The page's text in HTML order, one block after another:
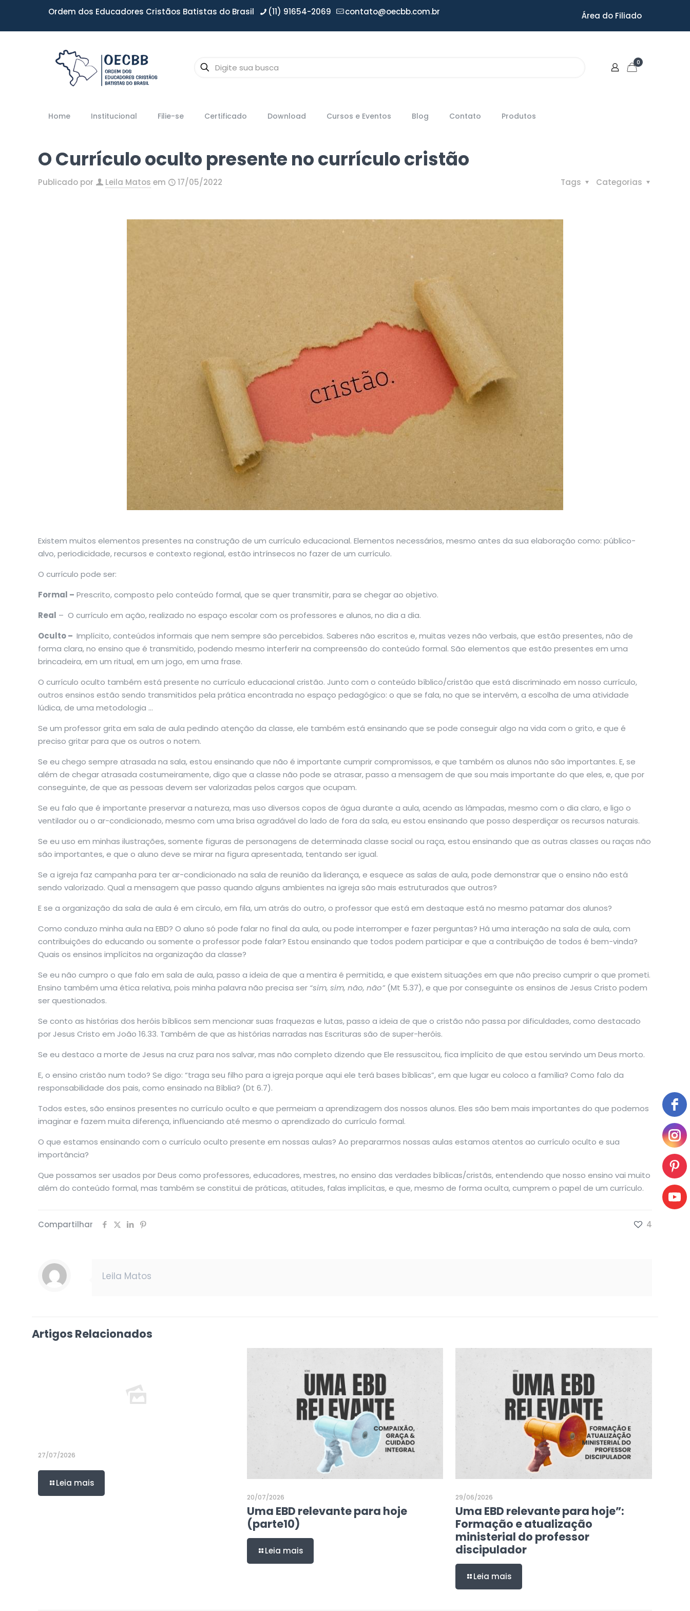
Ordem dos Educadores Cristãos Batistas do Brasil (11) 91654-2069 contato@oecbb.com.br Área do Filiado
0
Home Institucional Filie-se Certificado Download Cursos e Eventos Blog Contato Produtos
O Currículo oculto presente no currículo cristão
Publicado por Leila Matos em 17/05/2022 Categorias
Tags
Existem muitos elementos presentes na construção de um currículo educacional. Elementos necessários, mesmo antes da sua elaboração como: público-
alvo, periodicidade, recursos e contexto regional, estão intrínsecos no fazer de um currículo.
O currículo pode ser:
Formal – Prescrito, composto pelo conteúdo formal, que se quer transmitir, para se chegar ao objetivo.
Real – O currículo em ação, realizado no espaço escolar com os professores e alunos, no dia a dia.
Oculto – Implícito, conteúdos informais que nem sempre são percebidos. Saberes não escritos e, muitas vezes não verbais, que estão presentes, não de
forma clara, no ensino que é transmitido, podendo mesmo interferir na compreensão do conteúdo formal. São elementos que estão presentes em uma
brincadeira, em um ritual, em um jogo, em uma frase.
O currículo oculto também está presente no currículo educacional cristão. Junto com o conteúdo bíblico/cristão que está discriminado em nosso currículo,
outros ensinos estão sendo transmitidos pela prática encontrada no espaço pedagógico: o que se fala, no que se intervém, a escolha de uma atividade
lúdica, de uma metodologia …
Se um professor grita em sala de aula pedindo atenção da classe, ele também está ensinando que se pode conseguir algo na vida com o grito, e que é
preciso gritar para que os outros o notem.
Se eu chego sempre atrasada na sala, estou ensinando que não é importante cumprir compromissos, e que também os alunos não são importantes. E, se
além de chegar atrasada costumeiramente, digo que a classe não pode se atrasar, passo a mensagem de que sou mais importante do que eles, e, que por
conseguinte, de que as pessoas devem ser valorizadas pelos cargos que ocupam.
Se eu falo que é importante preservar a natureza, mas uso diversos copos de água durante a aula, acendo as lâmpadas, mesmo com o dia claro, e ligo o
ventilador ou o ar-condicionado, mesmo com uma brisa agradável do lado de fora da sala, eu estou ensinando que posso desperdiçar os recursos naturais.
Se eu uso em minhas ilustrações, somente figuras de personagens de determinada classe social ou raça, estou ensinando que as outras classes ou raças não
são importantes, e que o aluno deve se mirar na figura apresentada, tentando ser igual.
Se a igreja faz campanha para ter ar-condicionado na sala de reunião da liderança, e esquece as salas de aula, pode demonstrar que o ensino não está
sendo valorizado. Qual a mensagem que passo quando alguns ambientes na igreja são mais estruturados que outros?
E se a organização da sala de aula é em círculo, em fila, um atrás do outro, o professor que está em destaque está no mesmo patamar dos alunos?
Como conduzo minha aula na EBD? O aluno só pode falar no final da aula, ou pode interromper e fazer perguntas? Há uma interação na sala de aula, com
contribuições do educando ou somente o professor pode falar? Estou ensinando que todos podem participar e que a contribuição de todos é bem-vinda?
Quais os ensinos implícitos na organização da classe?
Se eu não cumpro o que falo em sala de aula, passo a ideia de que a mentira é permitida, e que existem situações em que não preciso cumprir o que prometi.
Ensino também uma ética relativa, pois minha palavra não precisa ser “sim, sim, não, não”(Mt 5.37), e que por conseguinte os ensinos de Jesus Cristo podem
ser questionados.
Se conto as histórias dos heróis bíblicos sem mencionar suas fraquezas e lutas, passo a ideia de que o cristão não passa por dificuldades, como destacado
por Jesus Cristo em João 16.33. Também de que as histórias narradas nas Escrituras são de super-heróis.
Se eu destaco a morte de Jesus na cruz para nos salvar, mas não completo dizendo que Ele ressuscitou, fica implícito de que estou servindo um Deus morto.
E, o ensino cristão num todo? Se digo: “traga seu filho para a igreja porque aqui ele terá bases bíblicas”, em que lugar eu coloco a família? Como falo da
responsabilidade dos pais, como ensinado na Bíblia? (Dt 6.7).
Todos estes, são ensinos presentes no currículo oculto e que permeiam a aprendizagem dos nossos alunos. Eles são bem mais importantes do que podemos
imaginar e fazem muita diferença, influenciando até mesmo o aprendizado do currículo formal.
O que estamos ensinando com o currículo oculto presente em nossas aulas? Ao prepararmos nossas aulas estamos atentos ao currículo oculto e sua
importância?
Que possamos ser usados por Deus como professores, educadores, mestres, no ensino das verdades bíblicas/cristãs, entendendo que nosso ensino vai muito
além do conteúdo formal, mas também se constitui de práticas, atitudes, falas implícitas, e que, mesmo de forma oculta, cumprem o papel de um currículo.
Compartilhar 4
Leila Matos
Artigos Relacionados
27/07/2026
Leia mais
20/07/2026
Uma EBD relevante para hoje
(parte10)
Leia mais
29/06/2026
Uma EBD relevante para hoje”:
Formação e atualização
ministerial do professor
discipulador
Leia mais